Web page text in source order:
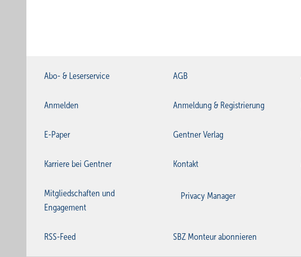
Abo- & Leserservice AGB
Anmelden Anmeldung & Registrierung
E-Paper Gentner Verlag
Karriere bei Gentner Kontakt
Mitgliedschaften und
Engagement
Privacy Manager
RSS-Feed SBZ Monteur abonnieren